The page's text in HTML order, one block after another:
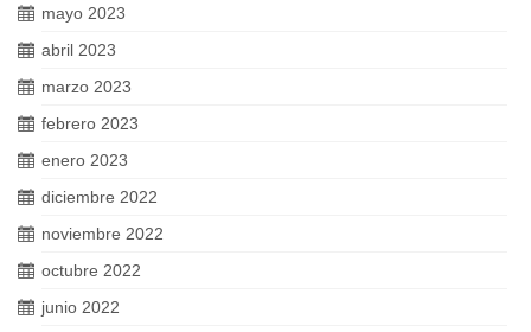
mayo 2023
abril 2023
marzo 2023
febrero 2023
enero 2023
diciembre 2022
noviembre 2022
octubre 2022
junio 2022